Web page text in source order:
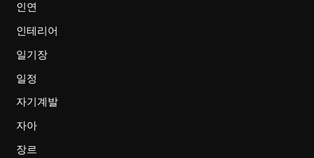
인연
인테리어
일기장
일정
자기계발
자아
장르